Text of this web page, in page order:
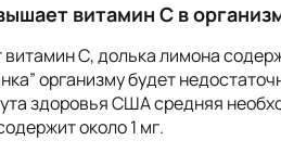
витамин С в
С, долька лимона
организму будет
здоровья США средняя
около 1 мг.